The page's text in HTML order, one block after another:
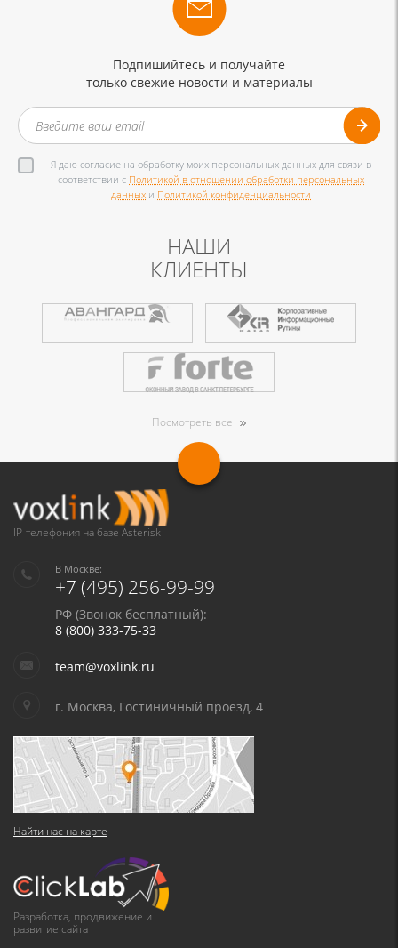
Подпишийтесь и получайте
только свежие новости и материалы
Я даю согласие на обработку моих персональных данных для связи в
соответствии с Политикой в отношении обработки персональных
данных и Политикой конфиденциальности
НАШИ
КЛИЕНТЫ
Посмотреть все
IP-телефония на базе Asterisk
В Москве:
+7 (495) 256-99-99
РФ (Звонок бесплатный):
8 (800) 333-75-33
team@voxlink.ru
г. Москва, Гостиничный проезд, 4
Найти нас на карте
Разработка, продвижение и
развитие сайта